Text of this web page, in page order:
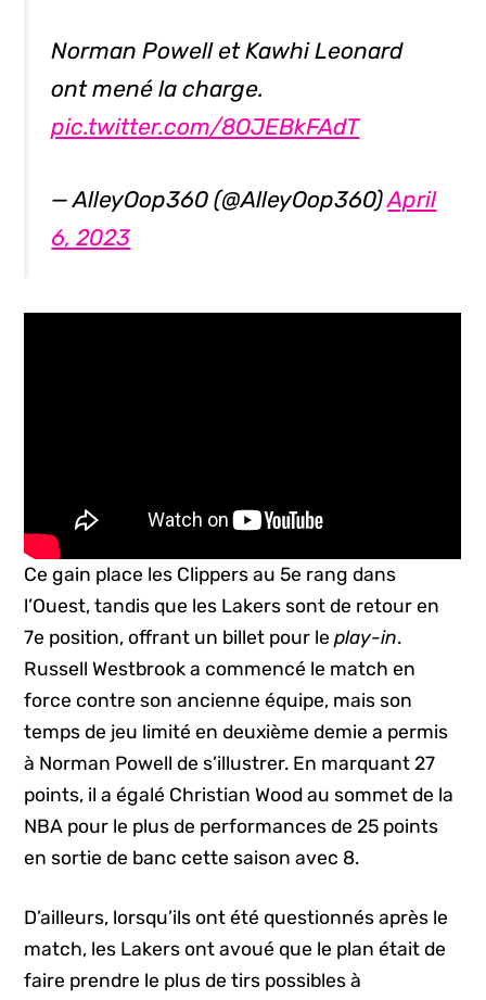
Norman Powell et Kawhi Leonard
ont mené la charge.
pic.twitter.com/8OJEBkFAdT
— AlleyOop360 (@AlleyOop360)April
6, 2023
Ce gain place les Clippers au 5e rang dans
l’Ouest, tandis que les Lakers sont de retour en
7e position, offrant un billet pour leplay-in.
Russell Westbrook a commencé le match en
force contre son ancienne équipe, mais son
temps de jeu limité en deuxième demie a permis
à Norman Powell de s’illustrer. En marquant 27
points, il a égalé Christian Wood au sommet de la
NBA pour le plus de performances de 25 points
en sortie de banc cette saison avec 8.
D’ailleurs, lorsqu’ils ont été questionnés après le
match, les Lakers ont avoué que le plan était de
faire prendre le plus de tirs possibles à